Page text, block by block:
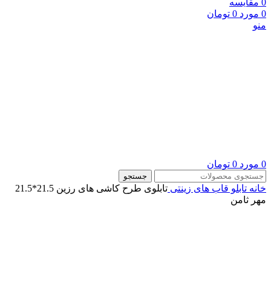
0 مقايسه
0 مورد 0 تومان
منو
0 مورد 0 تومان
جستجو
خانه تابلو قاب های زینتی
تابلوی طرح کاشی های رزین 21.5*21.5
مهر ثامن